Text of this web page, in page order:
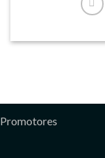
Promotores